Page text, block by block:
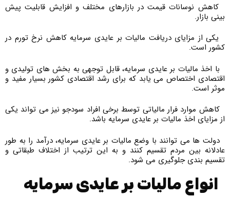
کاهش نوسانات قیمت در بازارهای مختلف و افزایش قابلیت پیش
بینی بازار.
یکی از مزایای دریافت مالیات بر عایدی سرمایه کاهش نرخ تورم در
کشور است.
با اخذ مالیات بر عایدی سرمایه، قابل توجهی به بخش های تولیدی و
اقتصادی اختصاص می یابد که برای رشد اقتصادی کشور بسیار مفید و
موثر است.
کاهش موارد فرار مالیاتی توسط برخی افراد سودجو نیز می تواند یکی
از مزایای اخذ مالیات بر عایدی سرمایه باشد.
دولت ها می توانند با وضع مالیات بر عایدی سرمایه، درآمد را به طور
عادلانه بین مردم تقسیم کنند و به این ترتیب از اختلاف طبقاتی و
تقسیم بندی جلوگیری می شود.
انواع مالیات بر عایدی سرمایه